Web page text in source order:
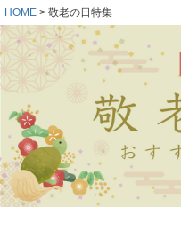
HOME 敬老の日特集